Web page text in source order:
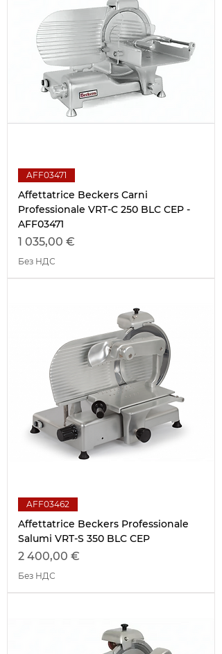
AFF03471
Affettatrice Beckers Carni
Professionale VRT-C 250 BLC CEP -
AFF03471
Цена
1 035,00 €
Без НДС
AFF03462
Affettatrice Beckers Professionale
Salumi VRT-S 350 BLC CEP
Цена
2 400,00 €
Без НДС